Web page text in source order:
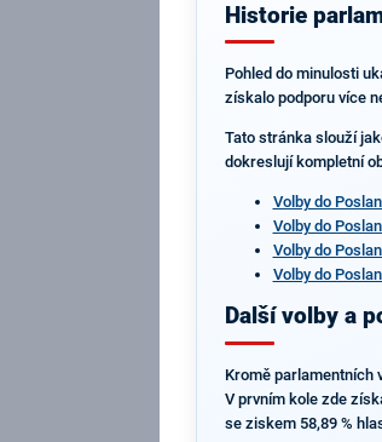
Historie
Pohled do minulosti
získalo podporu více
Tato stránka slouží
dokreslují kompletní
Volby do
Volby do
Volby do
Volby do
Další volby a
Kromě parlamentních
V prvním kole zde
se ziskem 58,89 %